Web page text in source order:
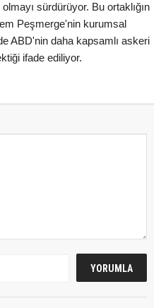
sürdürüyor. Bu ortaklığın
Peşmerge'nin kurumsal
ABD'nin daha kapsamlı askeri
ifade ediliyor.